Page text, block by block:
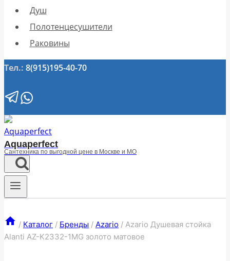
Душ
Полотенцесушители
Раковины
Тел.: 8(915)195-40-70
Aquaperfect
Сантехника по выгодной цене в Москве и МО
/ Каталог / Бренды / Azario / Azario Душевая стойка
Alanti AZ-K2332-1MG золото матовое